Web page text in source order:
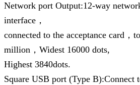
Network port Output:12-way
interface，
connected to the acceptance card，
million，Widest 16000 dots,
Highest 3840dots.
Square USB port (Type B):Connect